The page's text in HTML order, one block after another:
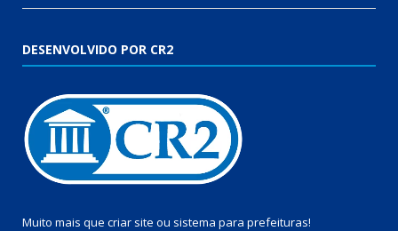
DESENVOLVIDO POR CR2
Muito mais que criar site ou sistema para prefeituras!